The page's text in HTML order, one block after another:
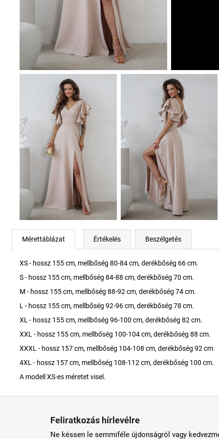
Mérettáblázat Értékelés Beszélgetés
XS - hossz 155 cm, mellbőség 80-84 cm, derékbőség 66 cm.
S - hossz 155 cm, mellbőség 84-88 cm, derékbőség 70 cm.
M - hossz 155 cm, mellbőség 88-92 cm, derékbőség 74 cm.
L - hossz 155 cm, mellbőség 92-96 cm, derékbőség 78 cm.
XL - hossz 155 cm, mellbőség 96-100 cm, derékbőség 82 cm.
XXL - hossz 155 cm, mellbőség 100-104 cm, derékbőség 88 cm.
XXXL - hossz 157 cm, mellbőség 104-108 cm, derékbőség 92 cm.
4XL - hossz 157 cm, mellbőség 108-112 cm, derékbőség 100 cm.
A modell XS-es méretet visel.
Feliratkozás hírlevélre
Ne késsen le semmiféle újdonságról vagy